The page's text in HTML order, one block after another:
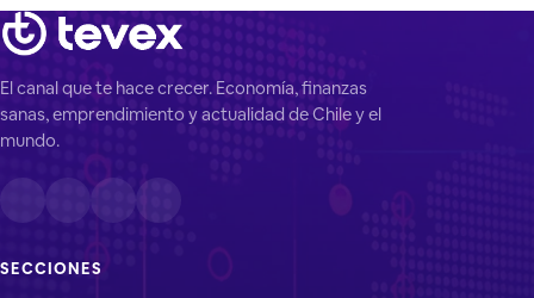
El canal que te hace crecer. Economía, finanzas
sanas, emprendimiento y actualidad de Chile y el
mundo.
SECCIONES